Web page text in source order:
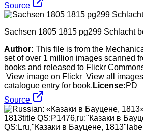
Source
Sachsen 1805 1815 pg299 Schlacht
Author: This file is from the
set of over 1 million images scanned
books and released to Flickr
View image on Flickr View all
catalogue entry for book. License:PD
Source